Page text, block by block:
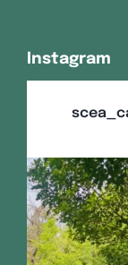
Instagram